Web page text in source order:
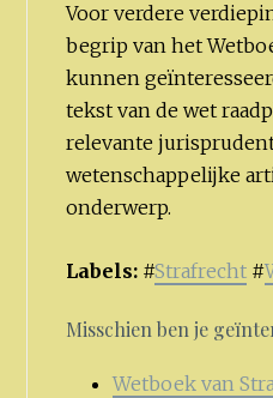
Voor verdere
begrip van het
kunnen
tekst van de wet
relevante
wetenschappelijke
onderwerp.
Labels: #Strafrecht #
Misschien ben je
Wetboek van